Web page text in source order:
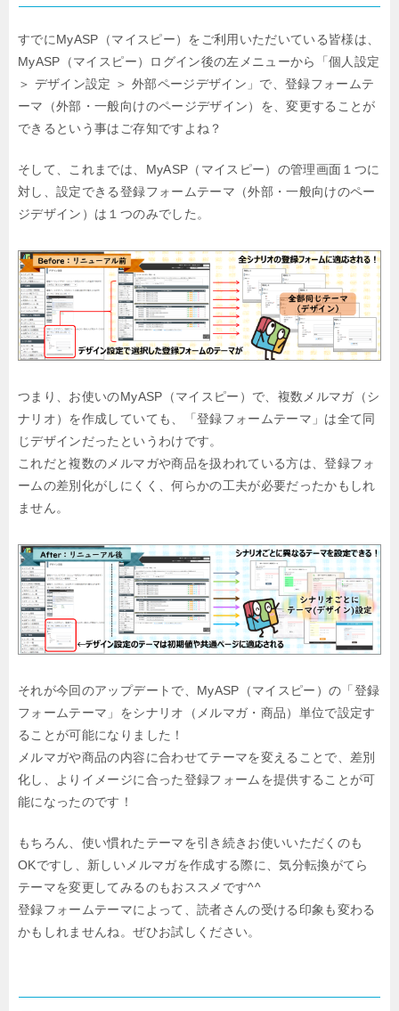
すでにMyASP（マイスピー）をご利用いただいている皆様は、
MyASP（マイスピー）ログイン後の左メニューから「個人設定
＞ デザイン設定 ＞ 外部ページデザイン」で、登録フォームテ
ーマ（外部・一般向けのページデザイン）を、変更することが
できるという事はご存知ですよね？
そして、これまでは、MyASP（マイスピー）の管理画面１つに
対し、設定できる登録フォームテーマ（外部・一般向けのペー
ジデザイン）は１つのみでした。
つまり、お使いのMyASP（マイスピー）で、複数メルマガ（シ
ナリオ）を作成していても、「登録フォームテーマ」は全て同
じデザインだったというわけです。
これだと複数のメルマガや商品を扱われている方は、登録フォ
ームの差別化がしにくく、何らかの工夫が必要だったかもしれ
ません。
それが今回のアップデートで、MyASP（マイスピー）の「登録
フォームテーマ」をシナリオ（メルマガ・商品）単位で設定す
ることが可能になりました！
メルマガや商品の内容に合わせてテーマを変えることで、差別
化し、よりイメージに合った登録フォームを提供することが可
能になったのです！
もちろん、使い慣れたテーマを引き続きお使いいただくのも
OKですし、新しいメルマガを作成する際に、気分転換がてら
テーマを変更してみるのもおススメです^^
登録フォームテーマによって、読者さんの受ける印象も変わる
かもしれませんね。ぜひお試しください。